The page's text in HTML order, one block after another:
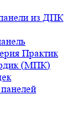
из ДПК
Практик
(МПК)